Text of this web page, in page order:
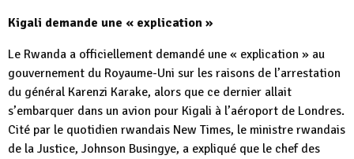
Kigali demande une « explication »
Le Rwanda a officiellement demandé une « explication » au
gouvernement du Royaume-Uni sur les raisons de l’arrestation
du général Karenzi Karake, alors que ce dernier allait
s’embarquer dans un avion pour Kigali à l’aéroport de Londres.
Cité par le quotidien rwandais New Times, le ministre rwandais
de la Justice, Johnson Busingye, a expliqué que le chef des